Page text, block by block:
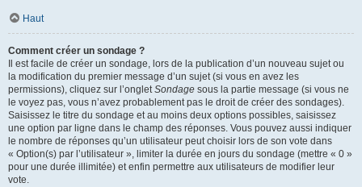
Haut
Comment créer un sondage ?
Il est facile de créer un sondage, lors de la publication d’un nouveau sujet ou
la modification du premier message d’un sujet (si vous en avez les
permissions), cliquez sur l’ongletSondage sous la partie message (si vous ne
le voyez pas, vous n’avez probablement pas le droit de créer des sondages).
Saisissez le titre du sondage et au moins deux options possibles, saisissez
une option par ligne dans le champ des réponses. Vous pouvez aussi indiquer
le nombre de réponses qu’un utilisateur peut choisir lors de son vote dans
« Option(s) par l’utilisateur », limiter la durée en jours du sondage (mettre « 0 »
pour une durée illimitée) et enfin permettre aux utilisateurs de modifier leur
vote.